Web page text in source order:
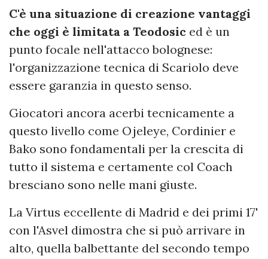
C'è una situazione di creazione vantaggi
che oggi è limitata a Teodosic ed è un
punto focale nell'attacco bolognese:
l'organizzazione tecnica di Scariolo deve
essere garanzia in questo senso.
Giocatori ancora acerbi tecnicamente a
questo livello come Ojeleye, Cordinier e
Bako sono fondamentali per la crescita di
tutto il sistema e certamente col Coach
bresciano sono nelle mani giuste.
La Virtus eccellente di Madrid e dei primi 17'
con l'Asvel dimostra che si può arrivare in
alto, quella balbettante del secondo tempo